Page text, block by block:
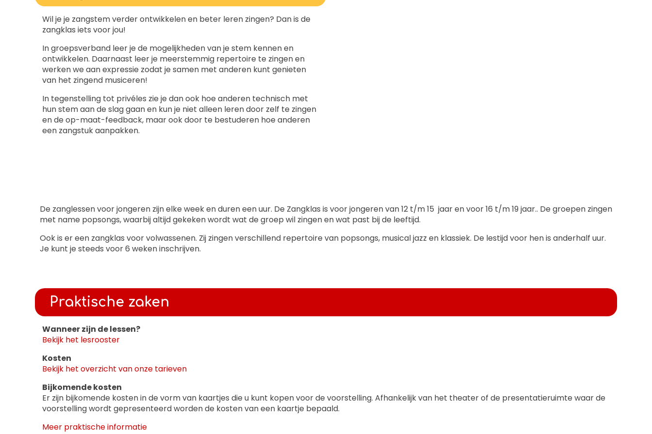
Wil je je zangstem verder ontwikkelen en beter leren zingen? Dan is de
zangklas iets voor jou!
In groepsverband leer je de mogelijkheden van je stem kennen en
ontwikkelen. Daarnaast leer je meerstemmig repertoire te zingen en
werken we aan expressie zodat je samen met anderen kunt genieten
van het zingend musiceren!
In tegenstelling tot privéles zie je dan ook hoe anderen technisch met
hun stem aan de slag gaan en kun je niet alleen leren door zelf te zingen
en de op-maat-feedback, maar ook door te bestuderen hoe anderen
een zangstuk aanpakken.
De zanglessen voor jongeren zijn elke week en duren een uur. De Zangklas is voor jongeren van 12 t/m 15 jaar en voor 16 t/m 19 jaar.. De groepen zingen
met name popsongs, waarbij altijd gekeken wordt wat de groep wil zingen en wat past bij de leeftijd.
Ook is er een zangklas voor volwassenen. Zij zingen verschillend repertoire van popsongs, musical jazz en klassiek. De lestijd voor hen is anderhalf uur.
Je kunt je steeds voor 6 weken inschrijven.
Praktische zaken
Wanneer zijn de lessen?
Bekijk het lesrooster
Kosten
Bekijk het overzicht van onze tarieven
Bijkomende kosten
Er zijn bijkomende kosten in de vorm van kaartjes die u kunt kopen voor de voorstelling. Afhankelijk van het theater of de presentatieruimte waar de
voorstelling wordt gepresenteerd worden de kosten van een kaartje bepaald.
Meer praktische informatie